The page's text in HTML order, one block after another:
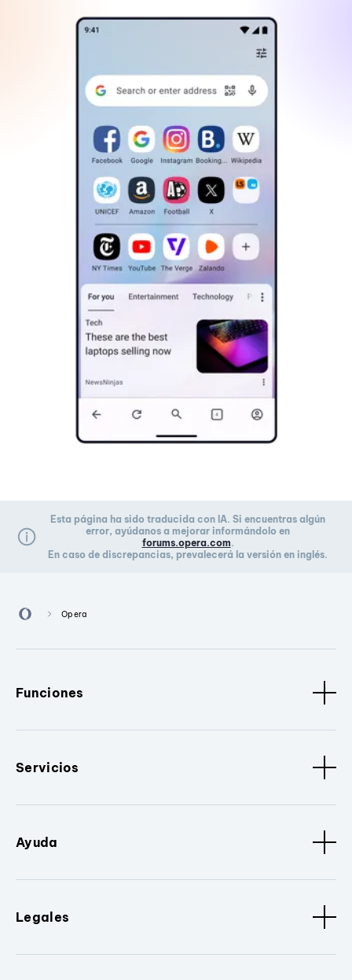
Esta página ha sido traducida con IA. Si encuentras algún
error, ayúdanos a mejorar informándolo en
forums.opera.com.
En caso de discrepancias, prevalecerá la versión en inglés.
Opera
Funciones
Servicios
Ayuda
Legales